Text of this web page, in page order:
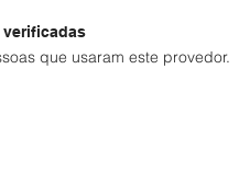
verificadas
que usaram este provedor.